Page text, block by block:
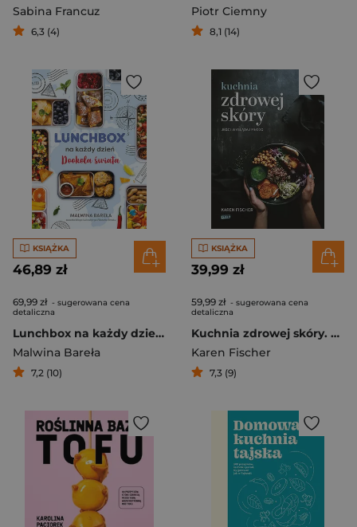
Sabina Francuz
6,3 (4)
Piotr Ciemny
8,1 (14)
KSIĄŻKA
46,89 zł
69,99 zł - sugerowana cena
detaliczna
Lunchbox na każdy dzień. Dookoła świata
Malwina Bareła
7,2 (10)
KSIĄŻKA
39,99 zł
59,99 zł - sugerowana cena
detaliczna
Kuchnia zdrowej skóry. Jedz i wyglądaj młodo
Karen Fischer
7,3 (9)